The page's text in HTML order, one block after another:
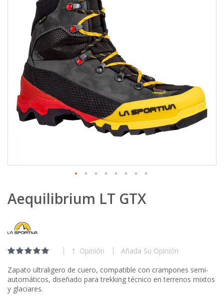
to
the
the
gallery
Aequilibrium LT GTX
Calificación: 1 Opinión
Añada Su Opinión
Zapato ultraligero de cuero, compatible con crampones semi-
automáticos, diseñado para trekking técnico en terrenos mixtos
y glaciares.